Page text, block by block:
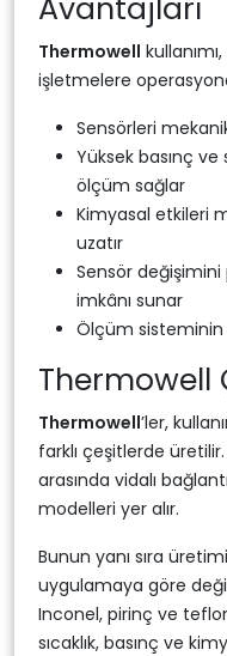
Avantajları
Thermowell
işletmelere
Sensörleri
Yüksek basınç ve
ölçüm sağlar
Kimyasal etkileri
uzatır
Sensör
imkânı sunar
Ölçüm sisteminin
Thermowell
Thermowell’ler,
farklı çeşitlerde
arasında vidalı
modelleri yer alır.
Bunun yanı sıra
uygulamaya göre
Inconel, pirinç ve
sıcaklık, basınç ve